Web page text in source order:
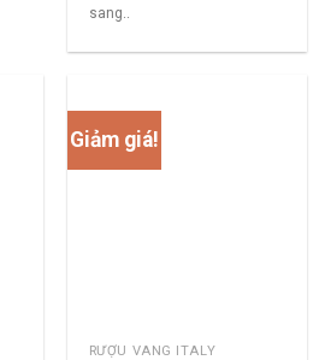
sang..
Giảm giá!
RƯỢU VANG ITALY